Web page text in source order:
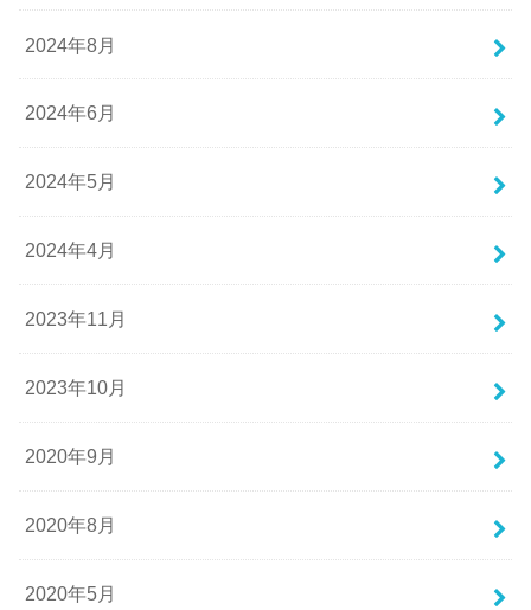
2024年8月
2024年6月
2024年5月
2024年4月
2023年11月
2023年10月
2020年9月
2020年8月
2020年5月